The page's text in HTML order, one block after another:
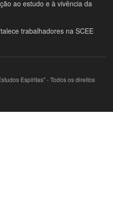
ao estudo e à vivência da
trabalhadores na SCEE
Espíritas" - Todos os direitos